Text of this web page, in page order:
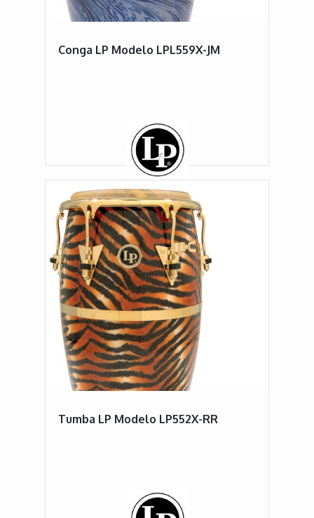
Conga LP Modelo LPL559X-JM
Tumba LP Modelo LP552X-RR